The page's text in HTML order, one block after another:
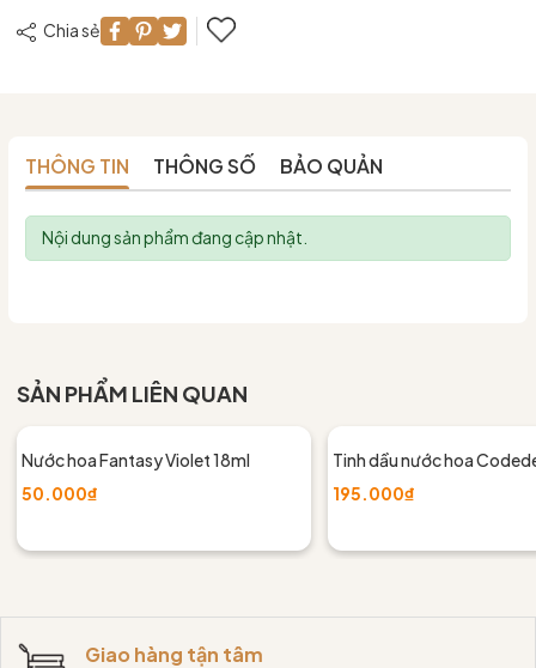
Chia sẻ
THÔNG TIN THÔNG SỐ BẢO QUẢN
Nội dung sản phẩm đang cập nhật.
SẢN PHẨM LIÊN QUAN
Nước hoa Fantasy Violet 18ml
50.000₫
Tinh dầu nước hoa
195.000₫
Giao hàng tận tâm